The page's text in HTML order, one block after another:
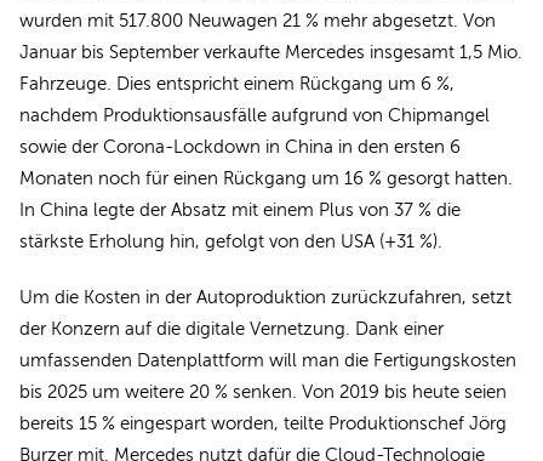
wurden mit 517.800 Neuwagen 21 % mehr abgesetzt. Von
Januar bis September verkaufte Mercedes insgesamt 1,5 Mio.
Fahrzeuge. Dies entspricht einem Rückgang um 6 %,
nachdem Produktionsausfälle aufgrund von Chipmangel
sowie der Corona-Lockdown in China in den ersten 6
Monaten noch für einen Rückgang um 16 % gesorgt hatten.
In China legte der Absatz mit einem Plus von 37 % die
stärkste Erholung hin, gefolgt von den USA (+31 %).
Um die Kosten in der Autoproduktion zurückzufahren, setzt
der Konzern auf die digitale Vernetzung. Dank einer
umfassenden Datenplattform will man die Fertigungskosten
bis 2025 um weitere 20 % senken. Von 2019 bis heute seien
bereits 15 % eingespart worden, teilte Produktionschef Jörg
Burzer mit. Mercedes nutzt dafür die Cloud-Technologie